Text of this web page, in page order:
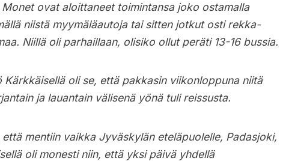
ovat aloittaneet toimintansa joko ostamalla
niistä myymäläautoja tai sitten jotkut osti rekka-
Niillä oli parhaillaan, olisiko ollut peräti 13-16 bussia.
Kärkkäisellä oli se, että pakkasin viikonloppuna niitä
ja lauantain välisenä yönä tuli reissusta.
mentiin vaikka Jyväskylän eteläpuolelle, Padasjoki,
oli monesti niin, että yksi päivä yhdellä